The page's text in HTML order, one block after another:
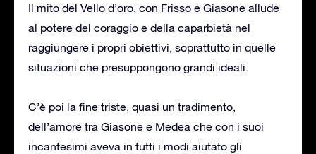
Il mito del Vello d’oro, con Frisso e Giasone allude
al potere del coraggio e della caparbietà nel
raggiungere i propri obiettivi, soprattutto in quelle
situazioni che presuppongono grandi ideali.
C’è poi la fine triste, quasi un tradimento,
dell’amore tra Giasone e Medea che con i suoi
incantesimi aveva in tutti i modi aiutato gli